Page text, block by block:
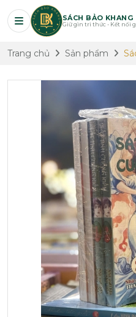
SÁCH BẢO KHANG
Giữ gìn tri thức - Kết nối
Trang chủ Sản phẩm